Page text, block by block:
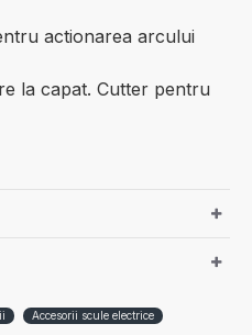
actionarea arcului
la capat. Cutter pentru
Accesorii scule electrice